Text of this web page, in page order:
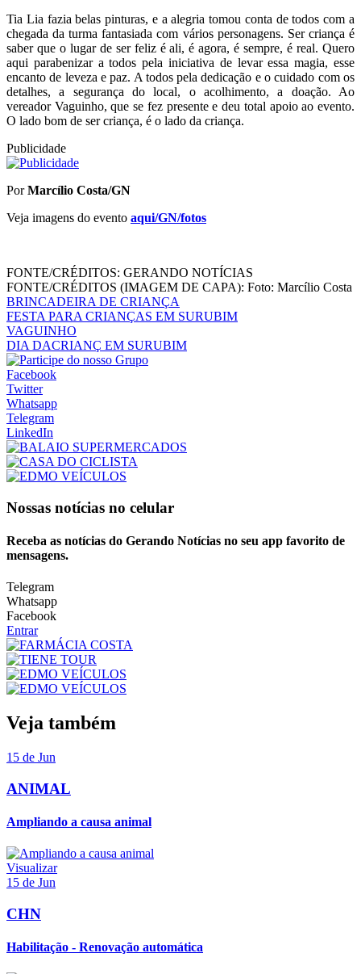
Tia Lia fazia belas pinturas, e a alegria tomou conta de todos com a
chegada da turma fantasiada com vários personagens. Ser criança é
saber que o lugar de ser feliz é ali, é agora, é sempre, é real. Quero
aqui parabenizar a todos pela iniciativa de levar essa magia, esse
encanto de leveza e paz. A todos pela dedicação e o cuidado com os
detalhes, a segurança do local, o acolhimento, a doação. Ao
vereador Vaguinho, que se fez presente e deu total apoio ao evento.
O lado bom de ser criança, é o lado da criança.
Publicidade
PorMarcílio Costa/GN
Veja imagens do evento aqui/GN/fotos
FONTE/CRÉDITOS: GERANDO NOTÍCIAS
FONTE/CRÉDITOS (IMAGEM DE CAPA): Foto: Marcílio Costa
BRINCADEIRA DE CRIANÇA
FESTA PARA CRIANÇAS EM SURUBIM
VAGUINHO
DIA DACRIANÇ EM SURUBIM
Facebook
Twitter
Whatsapp
Telegram
LinkedIn
Nossas notícias no celular
Receba as notícias do Gerando Notícias no seu app favorito de
mensagens.
Telegram
Whatsapp
Facebook
Entrar
Veja também
15 de Jun
ANIMAL
Ampliando a causa animal
Visualizar
15 de Jun
CHN
Habilitação - Renovação automática